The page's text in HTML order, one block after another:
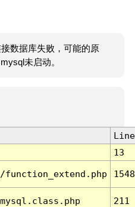
数据库失败，可能的原
未启动。
Line
13
1548
211